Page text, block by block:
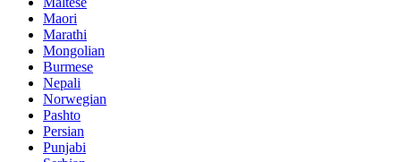
Maori
Marathi
Mongolian
Burmese
Nepali
Norwegian
Pashto
Persian
Punjabi